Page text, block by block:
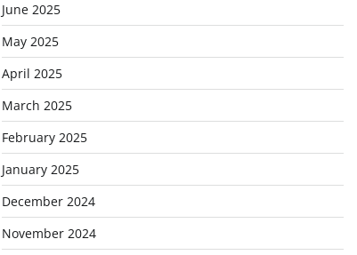
June 2025
May 2025
April 2025
March 2025
February 2025
January 2025
December 2024
November 2024